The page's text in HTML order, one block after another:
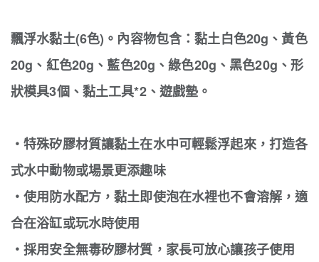
飄浮水黏土(6色)。內容物包含：黏土白色20g、黃色
20g、紅色20g、藍色20g、綠色20g、黑色20g、形
狀模具3個、黏土工具*2、遊戲墊。
‧特殊矽膠材質讓黏土在水中可輕鬆浮起來，打造各
式水中動物或場景更添趣味
‧使用防水配方，黏土即使泡在水裡也不會溶解，適
合在浴缸或玩水時使用
‧採用安全無毒矽膠材質，家長可放心讓孩子使用